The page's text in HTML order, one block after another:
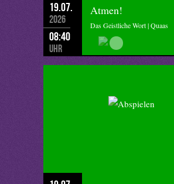
19.07.
2026
08:40
Uhr
Atmen!
Das Geistliche Wort | Quaas